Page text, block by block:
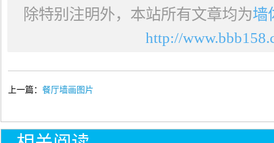
除特别注明外，本站所有文章均为墙
http://
上一篇： 餐厅墙画图片